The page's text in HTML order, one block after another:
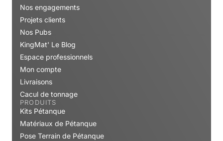
Nos engagements
Projets clients
Nos Pubs
KingMat' Le Blog
Espace professionnels
Mon compte
Livraisons
Cacul de tonnage
PRODUITS
Kits Pétanque
Matériaux de Pétanque
Pose Terrain de Pétanque